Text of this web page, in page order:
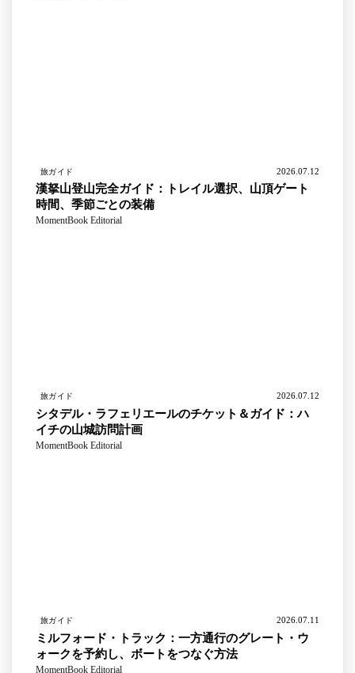
旅ガイド 2026.07.12
漢拏山登山完全ガイド：トレイル選択、山頂ゲート
時間、季節ごとの装備
MomentBook Editorial
旅ガイド 2026.07.12
シタデル・ラフェリエールのチケット＆ガイド：ハ
イチの山城訪問計画
MomentBook Editorial
旅ガイド 2026.07.11
ミルフォード・トラック：一方通行のグレート・ウ
ォークを予約し、ボートをつなぐ方法
MomentBook Editorial